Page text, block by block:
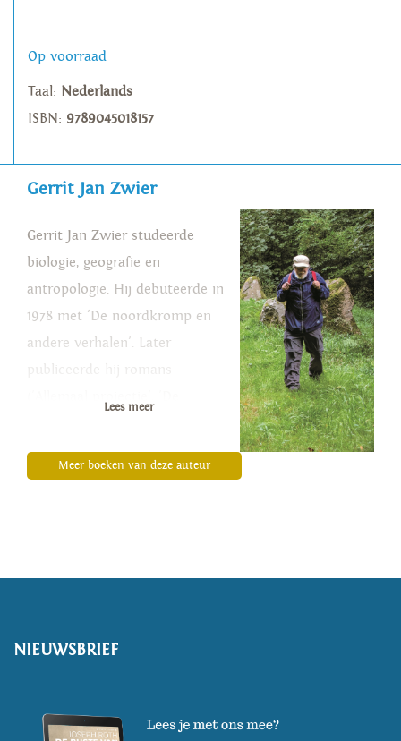
Op voorraad
Taal: Nederlands
ISBN: 9789045018157
Gerrit Jan Zwier
Gerrit Jan Zwier studeerde
biologie, geografie en
antropologie. Hij debuteerde in
1978 met 'De noordkromp en
andere verhalen'. Later
eilanden'), reisboeken en een
antropologische thriller
en twee boeken over IJsland:
knoop van IJsland', die ook in
Lees meer
Meer boeken van deze auteur
NIEUWSBRIEF